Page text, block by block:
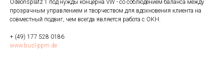
Odeonsplatz 1 под нужды концерна VW - со соблюдением баланса между
прозрачным управлением и творчеством для вдохновения клиента на
совместный подвиг, чем всегда является работа с ОКН.
+ (49) 177 528 0186
www.busl-ppm.de